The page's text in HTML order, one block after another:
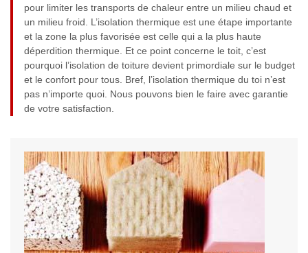
pour limiter les transports de chaleur entre un milieu chaud et
un milieu froid. L’isolation thermique est une étape importante
et la zone la plus favorisée est celle qui a la plus haute
déperdition thermique. Et ce point concerne le toit, c’est
pourquoi l’isolation de toiture devient primordiale sur le budget
et le confort pour tous. Bref, l’isolation thermique du toi n’est
pas n’importe quoi. Nous pouvons bien le faire avec garantie
de votre satisfaction.